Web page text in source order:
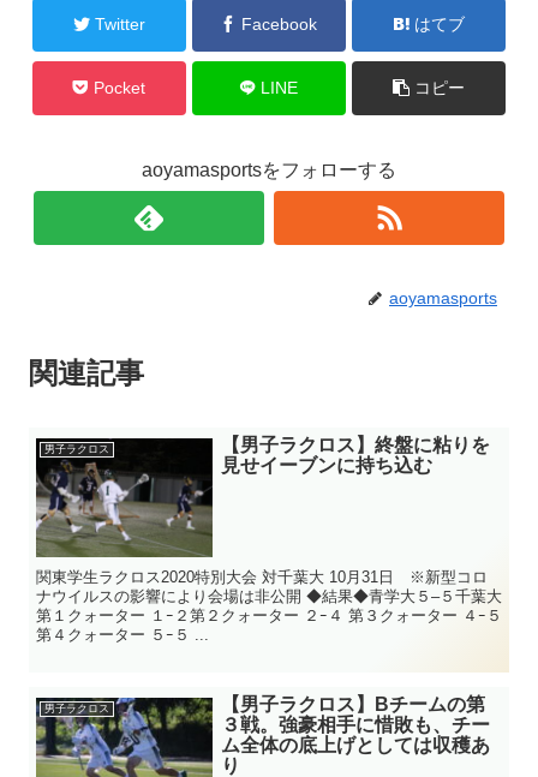
Twitter Facebook はてブ
Pocket LINE コピー
aoyamasportsをフォローする
aoyamasports
関連記事
男子ラクロス
【男子ラクロス】終盤に粘りを
見せイーブンに持ち込む
関東学生ラクロス2020特別大会 対千葉大 10月31日 ※新型コロ
ナウイルスの影響により会場は非公開 ◆結果◆青学大５–５千葉大
第１クォーター １ｰ２第２クォーター ２ｰ４ 第３クォーター ４ｰ５
第４クォーター ５ｰ５ ...
男子ラクロス
【男子ラクロス】Bチームの第
３戦。強豪相手に惜敗も、チー
ム全体の底上げとしては収穫あ
り